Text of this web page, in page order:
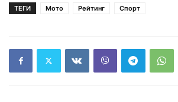
ТЕГИ Мото Рейтинг Спорт